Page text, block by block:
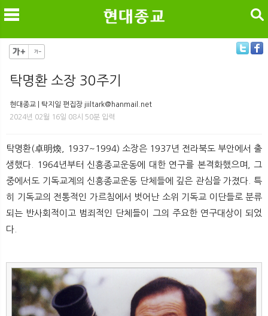
뉴 색
검색
탁명환 소장 30주기
현대종교 | 탁지일 편집장 jiiltark@hanmail.net
2024년 02월 16일 08시 50분 입력
탁명환(卓明煥, 1937~1994) 소장은 1937년 전라북도 부안에서 출
생했다. 1964년부터 신흥종교운동에 대한 연구를 본격화했으며, 그
중에서도 기독교계의 신흥종교운동 단체들에 깊은 관심을 가졌다. 특
히 기독교의 전통적인 가르침에서 벗어난 소위 기독교 이단들로 분류
되는 반사회적이고 범죄적인 단체들이 그의 주요한 연구대상이 되었
다.